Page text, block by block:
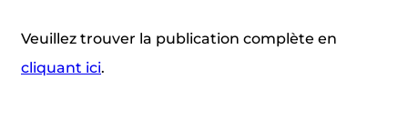
Veuillez trouver la publication complète en
cliquant ici.